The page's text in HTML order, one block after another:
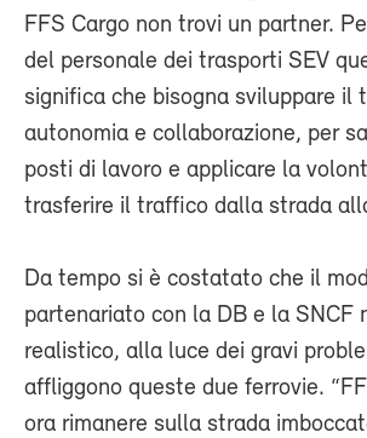
FFS Cargo non trovi un partner.
del personale dei trasporti SEV
significa che bisogna sviluppare il
autonomia e collaborazione, per
posti di lavoro e applicare la
trasferire il traffico dalla strada
Da tempo si è costatato che il
partenariato con la DB e la SNCF
realistico, alla luce dei gravi
affliggono queste due ferrovie.
ora rimanere sulla strada